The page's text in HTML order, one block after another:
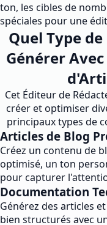
ton, les cibles de
spéciales pour une
Quel Type
Générer
Cet Éditeur de
créer et optimiser
principaux types de
Articles de Blog
Créez un contenu de
optimisé, un ton
pour capturer
Documentation
Générez des articles
bien structurés avec